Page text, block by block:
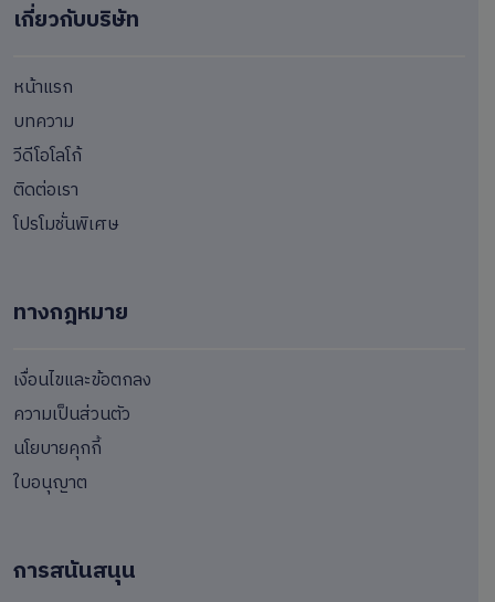
เกี่ยวกับบริษัท
หน้าแรก
บทความ
วีดีโอโลโก้
ติดต่อเรา
โปรโมชั่นพิเศษ
ทางกฎหมาย
เงื่อนไขและข้อตกลง
ความเป็นส่วนตัว
นโยบายคุกกี้
ใบอนุญาต
การสนันสนุน